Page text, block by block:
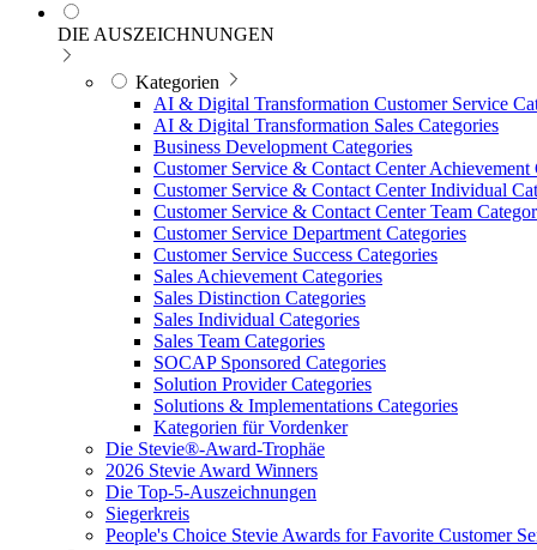
DIE AUSZEICHNUNGEN
Kategorien
AI & Digital Transformation Customer Service
AI & Digital Transformation Sales Categories
Business Development Categories
Customer Service & Contact Center Achievement
Customer Service & Contact Center Individual
Customer Service & Contact Center Team
Customer Service Department Categories
Customer Service Success Categories
Sales Achievement Categories
Sales Distinction Categories
Sales Individual Categories
Sales Team Categories
SOCAP Sponsored Categories
Solution Provider Categories
Solutions & Implementations Categories
Kategorien für Vordenker
Die Stevie®-Award-Trophäe
2026 Stevie Award Winners
Die Top-5-Auszeichnungen
Siegerkreis
People's Choice Stevie Awards for Favorite Customer